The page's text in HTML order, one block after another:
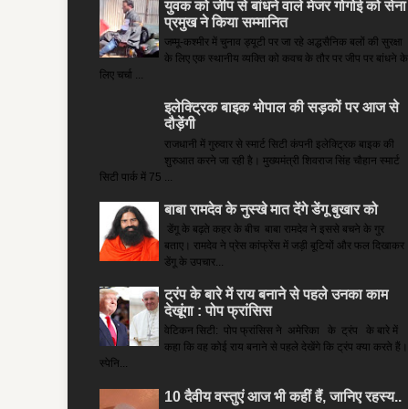
युवक को जीप से बांधने वाले मेजर गोगोई को सेना
प्रमुख ने किया सम्‍मानित
जम्मू-कश्मीर में चुनाव ड्यूटी पर जा रहे अद्धसैनिक बलों की सुरक्षा
के लिए एक स्थानीय व्यक्ति को कवच के तौर पर जीप पर बांधने के
लिए चर्चा ...
इलेक्ट्रिक बाइक भोपाल की सड़कों पर आज से
दौड़ेंगी
राजधानी में गुरुवार से स्मार्ट सिटी कंपनी इलेक्ट्रिक बाइक की
शुरुआत करने जा रही है। मुख्यमंत्री शिवराज सिंह चौहान स्मार्ट
सिटी पार्क में 75 ...
बाबा रामदेव के नुस्खे मात देंगे डेंगू बुखार को
डेंगू के बढ़ते कहर के बीच बाबा रामदेव ने इससे बचने के गुर
बताए। रामदेव ने प्रेस कांफ्रेंस में जड़ी बूटियों और फल दिखाकर
डेंगू के उपचार...
ट्रंप के बारे में राय बनाने से पहले उनका काम
देखूंगा : पोप फ्रांसिस
वेटिकन सिटी: पोप फ्रांसिस ने अमेरिका के ट्रंप के बारे में
कहा कि वह कोई राय बनाने से पहले देखेंगे कि ट्रंप क्या करते हैं।
स्पेनि...
10 दैवीय वस्तुएं आज भी कहीं हैं, जानिए रहस्य..